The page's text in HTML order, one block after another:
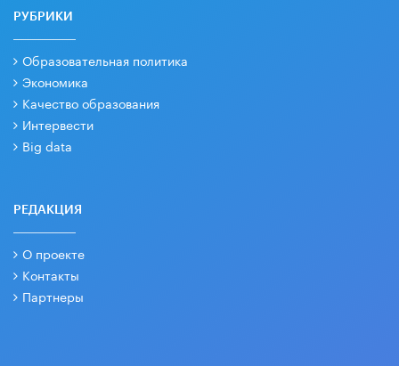
РУБРИКИ
Образовательная политика
Экономика
Качество образования
Интервести
Big data
РЕДАКЦИЯ
О проекте
Контакты
Партнеры